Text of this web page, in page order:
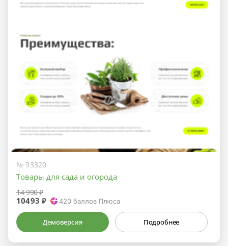
№ 93320
Товары для сада и огорода
14 990 ₽
10493 ₽ 420 баллов Плюса
Демоверсия Подробнее